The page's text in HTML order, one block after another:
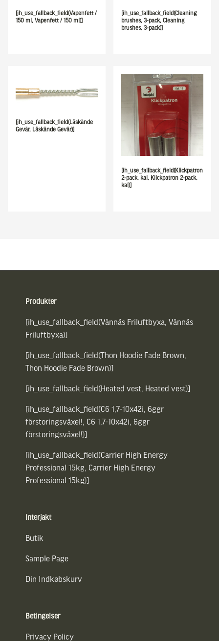
[ih_use_fallback_field(Vapenfett /
150 ml, Vapenfett / 150 ml)]
[ih_use_fallback_field(Cleaning
brushes, 3-pack, Cleaning
brushes, 3-pack)]
[ih_use_fallback_field(Läskände
Gevär, Läskände Gevär)]
[ih_use_fallback_field(Klickpatron
2-pack, kal, Klickpatron 2-pack,
kal)]
Produkter
[ih_use_fallback_field(Vännäs Friluftbyxa, Vännäs
Friluftbyxa)]
[ih_use_fallback_field(Thon Hoodie Fade Brown,
Thon Hoodie Fade Brown)]
[ih_use_fallback_field(Heated vest, Heated vest)]
[ih_use_fallback_field(C6 1,7-10x42i, 6ggr
förstoringsväxel!, C6 1,7-10x42i, 6ggr
förstoringsväxel!)]
[ih_use_fallback_field(Carrier High Energy
Professional 15kg, Carrier High Energy
Professional 15kg)]
Interjakt
Butik
Sample Page
Din Indkøbskurv
Betingelser
Privacy Policy